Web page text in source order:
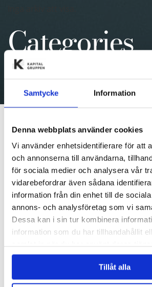
Samtycke Information
Denna webbplats använder cookies
Vi använder enhetsidentifierare för att
och annonserna till användarna,
för sociala medier och analysera vår
vidarebefordrar även sådana
information från din enhet till de
annons- och analysföretag som vi
Dessa kan i sin tur kombinera
information som du har tillhandahållit
Tillåt alla
Categories
Inga kategorier